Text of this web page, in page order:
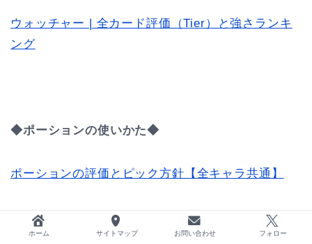
ウォッチャー | 全カード評価（Tier）と強さランキ
ング
◆ポーションの使いかた◆
ポーションの評価とピック方針【全キャラ共通】
ポーションの役割について語ってみる
ホーム サイトマップ お問い合わせ フォロー